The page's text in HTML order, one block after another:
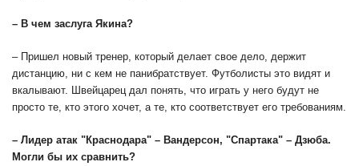
– В чем заслуга Якина?
– Пришел новый тренер, который делает свое дело, держит
дистанцию, ни с кем не панибратствует. Футболисты это видят и
вкалывают. Швейцарец дал понять, что играть у него будут не
просто те, кто этого хочет, а те, кто соответствует его требованиям.
– Лидер атак "Краснодара" – Вандерсон, "Спартака" – Дзюба.
Могли бы их сравнить?